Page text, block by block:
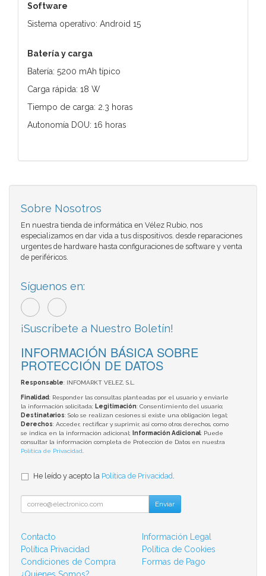
Software
Sistema operativo: Android 15
Batería y carga
Batería: 5200 mAh típico
Carga rápida: 18 W
Tiempo de carga: 2.3 horas
Autonomía DOU: 16 horas
Sobre Nosotros
En nuestra tienda de informática en Vélez Rubio, nos
especializamos en dar vida a tus dispositivos. desde reparaciones
urgentes de hardware hasta configuraciones de software y venta
de periféricos.
Síguenos en:
¡Suscríbete a Nuestro Boletín!
INFORMACIÓN BÁSICA SOBRE
PROTECCIÓN DE DATOS
Responsable: INFOMARKT VELEZ, S.L.
Finalidad: Responder las consultas planteadas por el usuario y enviarle
la información solicitada; Legitimación: Consentimiento del usuario;
Destinatarios: Solo se realizan cesiones si existe una obligación legal;
Derechos: Acceder, rectificar y suprimir, así como otros derechos, como
se indica en la información adicional;
Información Adicional: Puede
consultar la información completa de Protección de Datos en nuestra
Política de Privacidad
He leído y acepto la Política de Privacidad
Enviar
Contacto
Información Legal
Política Privacidad
Política de Cookies
Condiciones de Compra
Formas de Pago
¿Quienes Somos?